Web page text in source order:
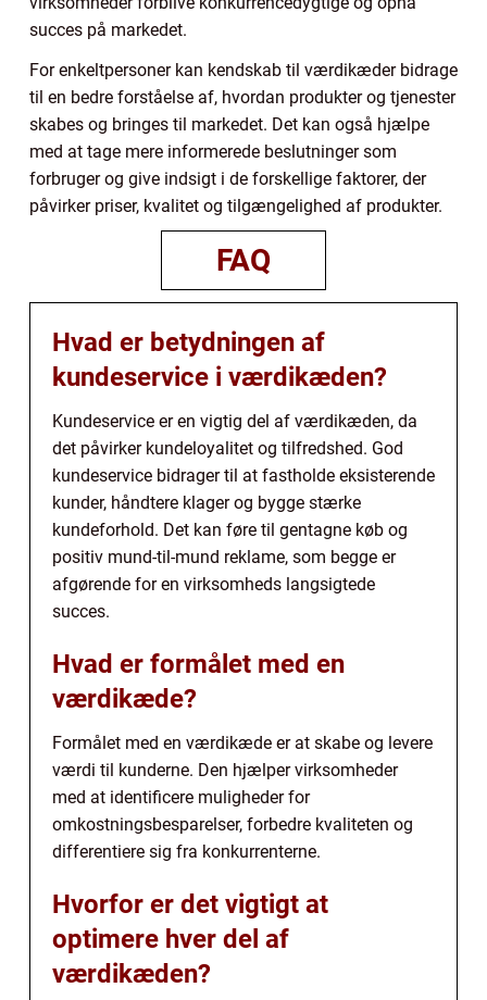
succes på markedet.
For enkeltpersoner kan kendskab til værdikæder bidrage
til en bedre forståelse af, hvordan produkter og tjenester
skabes og bringes til markedet. Det kan også hjælpe
med at tage mere informerede beslutninger som
forbruger og give indsigt i de forskellige faktorer, der
påvirker priser, kvalitet og tilgængelighed af produkter.
FAQ
Hvad er betydningen af
kundeservice i værdikæden?
Kundeservice er en vigtig del af værdikæden, da
det påvirker kundeloyalitet og tilfredshed. God
kundeservice bidrager til at fastholde eksisterende
kunder, håndtere klager og bygge stærke
kundeforhold. Det kan føre til gentagne køb og
positiv mund-til-mund reklame, som begge er
afgørende for en virksomheds langsigtede
succes.
Hvad er formålet med en
værdikæde?
Formålet med en værdikæde er at skabe og levere
værdi til kunderne. Den hjælper virksomheder
med at identificere muligheder for
omkostningsbesparelser, forbedre kvaliteten og
differentiere sig fra konkurrenterne.
Hvorfor er det vigtigt at
optimere hver del af
værdikæden?